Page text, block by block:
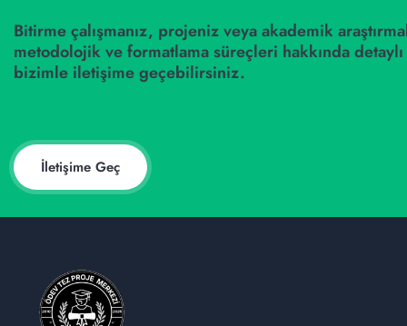
Bitirme çalışmanız, projeniz veya akademik
metodolojik ve formatlama süreçleri hakkında
bizimle iletişime geçebilirsiniz.
İletişime Geç